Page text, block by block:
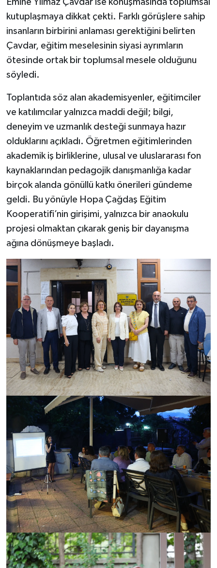
Emine Yılmaz Çavdar ise konuşmasında toplumsal
kutuplaşmaya dikkat çekti. Farklı görüşlere sahip
insanların birbirini anlaması gerektiğini belirten
Çavdar, eğitim meselesinin siyasi ayrımların
ötesinde ortak bir toplumsal mesele olduğunu
söyledi.
Toplantıda söz alan akademisyenler, eğitimciler
ve katılımcılar yalnızca maddi değil; bilgi,
deneyim ve uzmanlık desteği sunmaya hazır
olduklarını açıkladı. Öğretmen eğitimlerinden
akademik iş birliklerine, ulusal ve uluslararası fon
kaynaklarından pedagojik danışmanlığa kadar
birçok alanda gönüllü katkı önerileri gündeme
geldi. Bu yönüyle Hopa Çağdaş Eğitim
Kooperatifi’nin girişimi, yalnızca bir anaokulu
projesi olmaktan çıkarak geniş bir dayanışma
ağına dönüşmeye başladı.